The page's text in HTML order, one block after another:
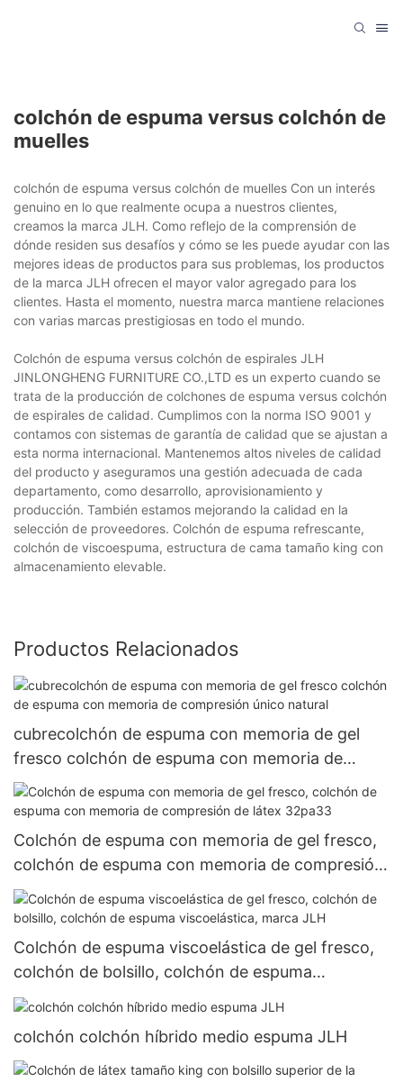
colchón de espuma versus colchón de
muelles
colchón de espuma versus colchón de muelles Con un interés
genuino en lo que realmente ocupa a nuestros clientes,
creamos la marca JLH. Como reflejo de la comprensión de
dónde residen sus desafíos y cómo se les puede ayudar con las
mejores ideas de productos para sus problemas, los productos
de la marca JLH ofrecen el mayor valor agregado para los
clientes. Hasta el momento, nuestra marca mantiene relaciones
con varias marcas prestigiosas en todo el mundo.
Colchón de espuma versus colchón de espirales JLH
JINLONGHENG FURNITURE CO.,LTD es un experto cuando se
trata de la producción de colchones de espuma versus colchón
de espirales de calidad. Cumplimos con la norma ISO 9001 y
contamos con sistemas de garantía de calidad que se ajustan a
esta norma internacional. Mantenemos altos niveles de calidad
del producto y aseguramos una gestión adecuada de cada
departamento, como desarrollo, aprovisionamiento y
producción. También estamos mejorando la calidad en la
selección de proveedores. Colchón de espuma refrescante,
colchón de viscoespuma, estructura de cama tamaño king con
almacenamiento elevable.
Productos Relacionados
cubrecolchón de espuma con memoria de gel
fresco colchón de espuma con memoria de
compresión único natural
Colchón de espuma con memoria de gel fresco,
colchón de espuma con memoria de compresión
de látex 32pa33
Colchón de espuma viscoelástica de gel fresco,
colchón de bolsillo, colchón de espuma
viscoelástica, marca JLH
colchón colchón híbrido medio espuma JLH